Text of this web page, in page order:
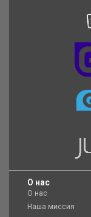
O нас
О нас
Наша миссия